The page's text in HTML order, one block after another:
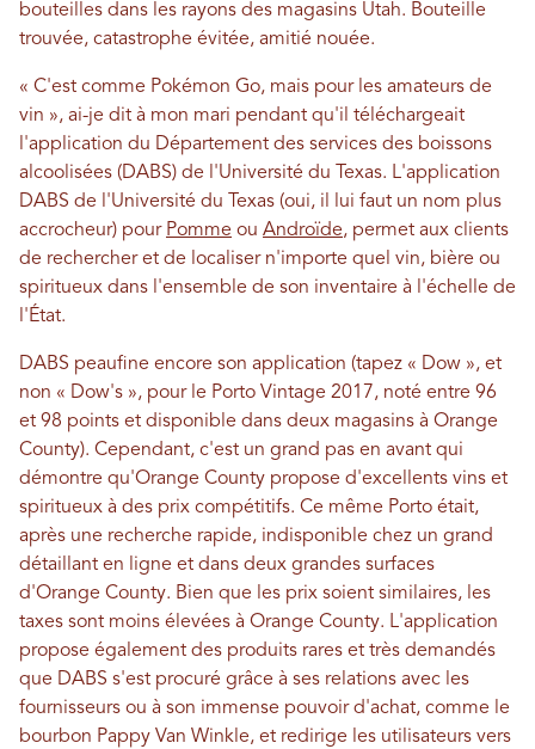
bouteilles dans les rayons des magasins Utah. Bouteille
trouvée, catastrophe évitée, amitié nouée.
« C'est comme Pokémon Go, mais pour les amateurs de
vin », ai-je dit à mon mari pendant qu'il téléchargeait
l'application du Département des services des boissons
alcoolisées (DABS) de l'Université du Texas. L'application
DABS de l'Université du Texas (oui, il lui faut un nom plus
accrocheur) pour Pomme ou Androïde, permet aux clients
de rechercher et de localiser n'importe quel vin, bière ou
spiritueux dans l'ensemble de son inventaire à l'échelle de
l'État.
DABS peaufine encore son application (tapez « Dow », et
non « Dow's », pour le Porto Vintage 2017, noté entre 96
et 98 points et disponible dans deux magasins à Orange
County). Cependant, c'est un grand pas en avant qui
démontre qu'Orange County propose d'excellents vins et
spiritueux à des prix compétitifs. Ce même Porto était,
après une recherche rapide, indisponible chez un grand
détaillant en ligne et dans deux grandes surfaces
d'Orange County. Bien que les prix soient similaires, les
taxes sont moins élevées à Orange County. L'application
propose également des produits rares et très demandés
que DABS s'est procuré grâce à ses relations avec les
fournisseurs ou à son immense pouvoir d'achat, comme le
bourbon Pappy Van Winkle, et redirige les utilisateurs vers